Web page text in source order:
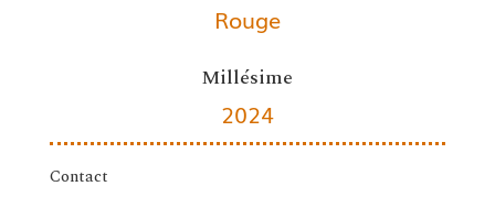
Rouge
Millésime
2024
Contact